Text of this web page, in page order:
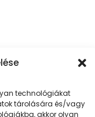
technológiákat
tárolására és/vagy
akkor olyan